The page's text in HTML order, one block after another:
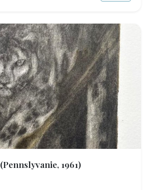
(Pennslyvanie, 1961)